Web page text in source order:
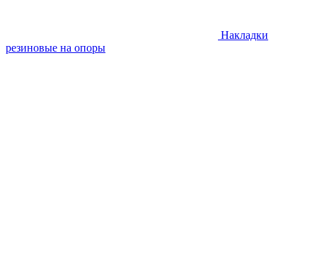
Накладки
резиновые на опоры